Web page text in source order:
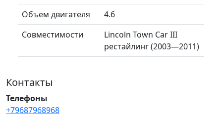
Объем двигателя
4.6
Совместимости
Lincoln Town Car III
рестайлинг (2003—2011)
Контакты
Телефоны
+79687968968